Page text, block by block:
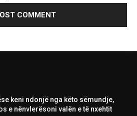
keni ndonjë nga këto sëmundje,
e nënvlerësoni valën e të nxehtit